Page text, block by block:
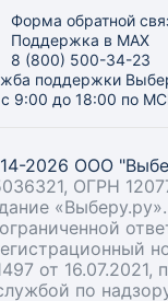
Форма обратной
Поддержка в MAX
8 (800) 500-34-23
поддержки
с 9:00 до 18:00 по
2026 ООО
ОГРН
от 16.07.2021,
по